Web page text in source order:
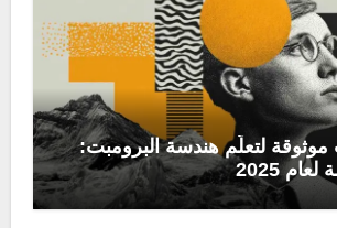
موثوقة لتعلّم هندسة البرومبت:
2025